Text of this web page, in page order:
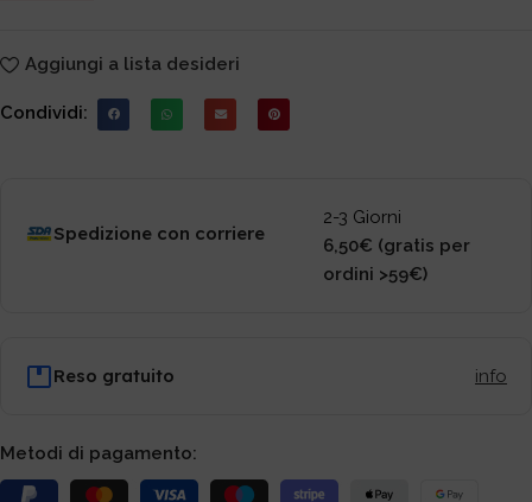
Aggiungi a lista desideri
Condividi:
Spedizione con corriere
2-3 Giorni
6,50€ (gratis per
ordini >59€)
Reso gratuito info
Metodi di pagamento: